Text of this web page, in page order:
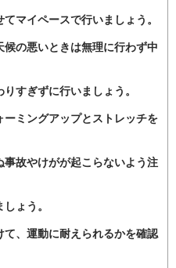
マイペースで行いましょう。
の悪いときは無理に行わず中
すぎずに行いましょう。
ーミングアップとストレッチを
事故やけがが起こらないよう注
ょう。
て、運動に耐えられるかを確認